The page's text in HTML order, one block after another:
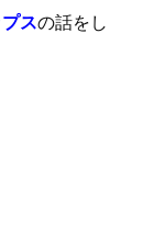
スの話をし